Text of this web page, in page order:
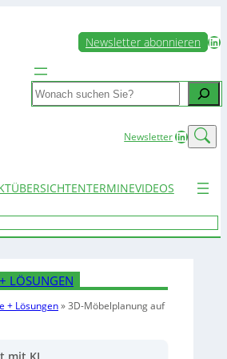
Newsletter abonnieren LinkedIn
Search
NewsletterLinkedIn
TERMINEVIDEOS
LÖSUNGEN
+ Lösungen»3D-Möbelplanung auf
mit KI